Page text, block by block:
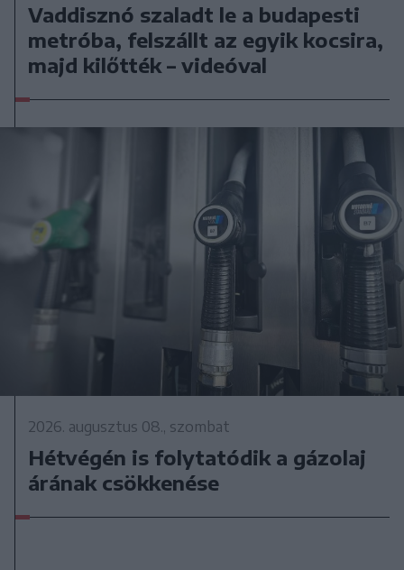
Vaddisznó szaladt le a budapesti
metróba, felszállt az egyik kocsira,
majd kilőtték – videóval
2026. augusztus 08., szombat
Hétvégén is folytatódik a gázolaj
árának csökkenése